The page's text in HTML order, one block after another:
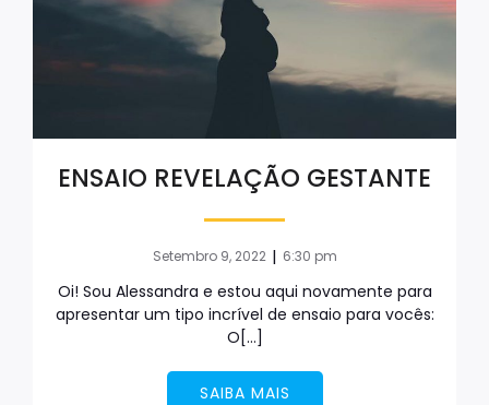
ENSAIO REVELAÇÃO GESTANTE
Setembro 9, 2022 | 6:30 pm
Oi! Sou Alessandra e estou aqui novamente para
apresentar um tipo incrível de ensaio para vocês:
O[…]
SAIBA MAIS